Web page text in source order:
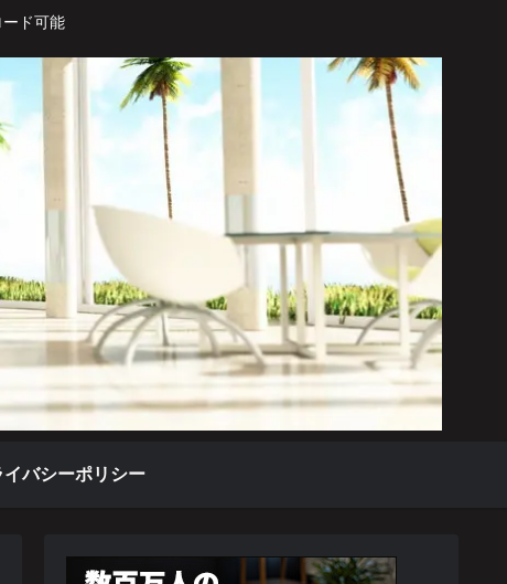
ド可能
イバシーポリシー